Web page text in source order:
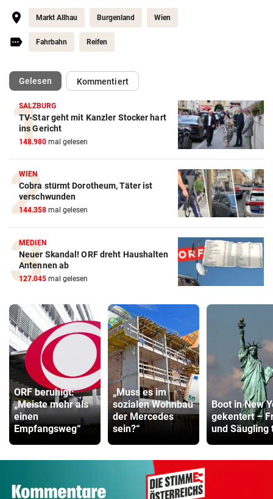
Markt Allhau Burgenland Wien
Fahrbahn Reifen
Gelesen(ausgewählt)Kommentiert
SALZBURG
TV-Star geht mit Kanzler Stocker hart
ins Gericht
148.980 mal gelesen
WIEN
Cobra stürmt Dorotheum, Täter ist
verschwunden
144.358 mal gelesen
MEDIEN
Neuer Skandal! ORF dreht Haushalten
Antennen ab
127.045 mal gelesen
ORF beruhigt:
„Meiste mehr als
einen
Empfangsweg“
„Muss es im
sozialen Wohnbau
der Mercedes
sein?“
Boot in New
gekentert –
und Säugling